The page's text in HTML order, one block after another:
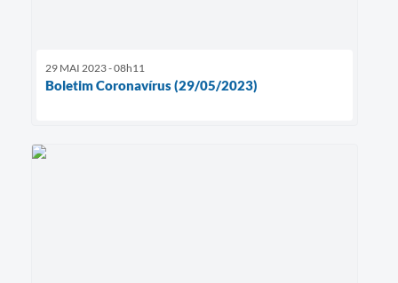
29 MAI 2023 - 08h11
Boletim Coronavírus (29/05/2023)